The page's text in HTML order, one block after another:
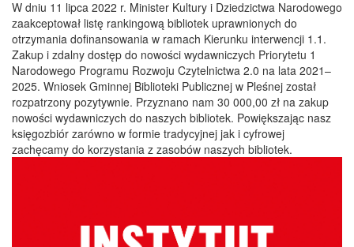
W dniu 11 lipca 2022 r. Minister Kultury i Dziedzictwa Narodowego
zaakceptował listę rankingową bibliotek uprawnionych do
otrzymania dofinansowania w ramach Kierunku interwencji 1.1.
Zakup i zdalny dostęp do nowości wydawniczych Priorytetu 1
Narodowego Programu Rozwoju Czytelnictwa 2.0 na lata 2021–
2025. Wniosek Gminnej Biblioteki Publicznej w Pleśnej został
rozpatrzony pozytywnie. Przyznano nam 30 000,00 zł na zakup
nowości wydawniczych do naszych bibliotek. Powiększając nasz
księgozbiór zarówno w formie tradycyjnej jak i cyfrowej
zachęcamy do korzystania z zasobów naszych bibliotek.